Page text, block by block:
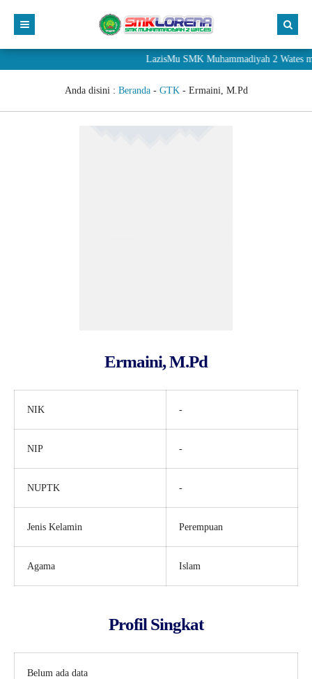
LazisMu SMK Muhammadiyah 2 Wates
Anda disini : Beranda- GTK- Ermaini, M.Pd
Ermaini, M.Pd
NIK -
NIP -
NUPTK -
Jenis Kelamin Perempuan
Agama Islam
Profil Singkat
Belum ada data